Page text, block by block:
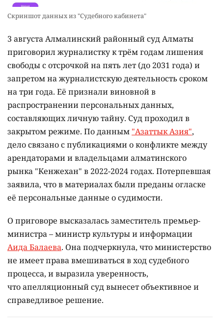
Скриншот данных из "Судебного кабинета"
3 августа Алмалинский районный суд Алматы
приговорил журналистку к трём годам лишения
свободы с отсрочкой на пять лет (до 2031 года) и
запретом на журналистскую деятельность сроком
на три года. Её признали виновной в
распространении персональных данных,
составляющих личную тайну. Суд проходил в
закрытом режиме. По данным "Азаттык Азия",
дело связано с публикациями о конфликте между
арендаторами и владельцами алматинского
рынка "Кенжехан" в 2022-2024 годах. Потерпевшая
заявила, что в материалах были преданы огласке
её персональные данные о судимости.
О приговоре высказалась заместитель премьер-
министра – министр культуры и информации
Аида Балаева. Она подчеркнула, что министерство
не имеет права вмешиваться в ход судебного
процесса, и выразила уверенность,
что апелляционный суд вынесет объективное и
справедливое решение.